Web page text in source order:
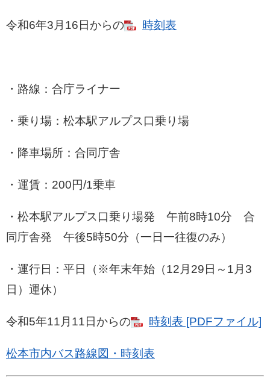
令和6年3月16日からの 時刻表
・路線：合庁ライナー
・乗り場：松本駅アルプス口乗り場
・降車場所：合同庁舎
・運賃：200円/1乗車
・松本駅アルプス口乗り場発 午前8時10分 合
同庁舎発 午後5時50分（一日一往復のみ）
・運行日：平日（※年末年始（12月29日～1月3
日）運休）
令和5年11月11日からの 時刻表 [PDFファイル]
松本市内バス路線図・時刻表